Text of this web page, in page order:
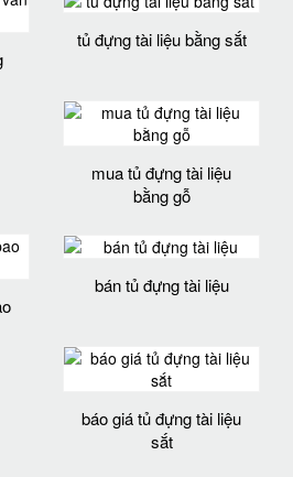
tủ đựng tài liệu bằng sắt
mua tủ đựng tài liệu
bằng gỗ
bán tủ đựng tài liệu
báo giá tủ đựng tài liệu
sắt